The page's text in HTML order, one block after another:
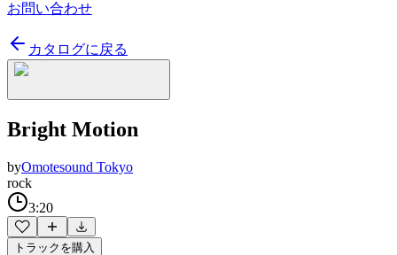
お問い合わせ
カタログに戻る
Bright Motion
byOmotesound Tokyo
rock
3:20
トラックを購入